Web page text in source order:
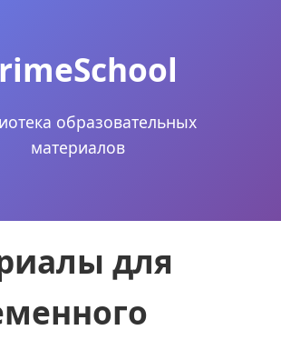
образовательных
материалов
для